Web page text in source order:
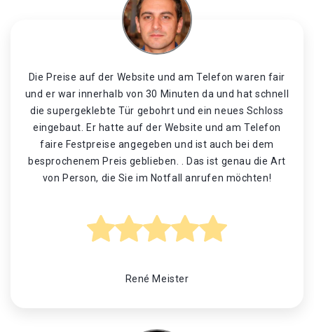
Die Preise auf der Website und am Telefon waren fair
und er war innerhalb von 30 Minuten da und hat schnell
die supergeklebte Tür gebohrt und ein neues Schloss
eingebaut. Er hatte auf der Website und am Telefon
faire Festpreise angegeben und ist auch bei dem
besprochenem Preis geblieben. . Das ist genau die Art
von Person, die Sie im Notfall anrufen möchten!
René Meister